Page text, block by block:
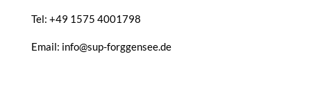
Tel: +49 1575 4001798
Email: info@sup-forggensee.de